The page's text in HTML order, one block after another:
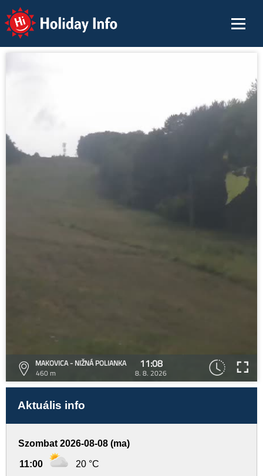
Holiday Info
MAKOVICA - NIŽNÁ POLIANKA
460 m
11:08
8. 8. 2026
Aktuális info
Szombat 2026-08-08 (ma)
11:00 20 °C